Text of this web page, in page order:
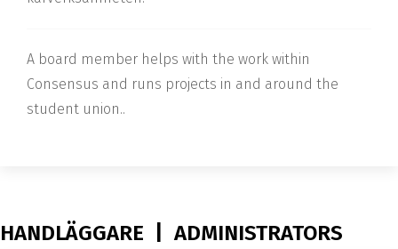
A board member helps with the work within
Consensus and runs projects in and around the
student union..
HANDLÄGGARE | ADMINISTRATORS